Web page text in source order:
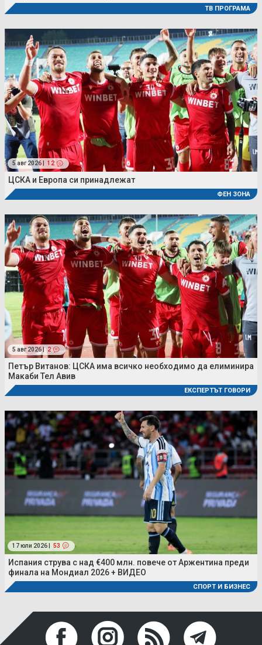
ТВ ПРОГРАМА
5 авг 2026 | 12
ЦСКА и Европа си принадлежат
ФЕН ЗОНА
5 авг 2026 | 2
Петър Витанов: ЦСКА има всичко необходимо да елиминира
Макаби Тел Авив
ЕКСПЕРТЪТ ГОВОРИ
17 юли 2026 | 53
Испания струва с над €400 млн. повече от Аржентина преди
финала на Мондиал 2026 + ВИДЕО
СПОРТ И БИЗНЕС